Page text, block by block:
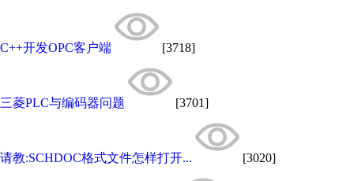
C++开发OPC客户端 [3718]
三菱PLC与编码器问题 [3701]
请教:SCHDOC格式文件怎样打开... [3020]